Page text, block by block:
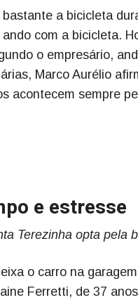
a bicicleta
com a bicicleta.
o empresário,
Marco Aurélio
acontecem
e estresse
Terezinha opta pela
o carro na
Ferretti, de 37